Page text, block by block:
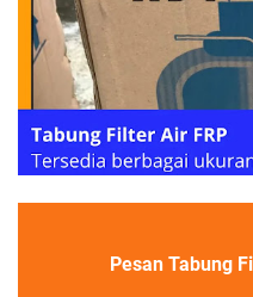
Pesan Tabung